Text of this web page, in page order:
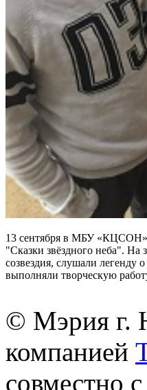
13 сентября в МБУ «КЦСОН»
"Сказки звёздного неба". На
созвездия, слушали легенду
выполняли творческую
© Мэрия г.
компанией
совместно